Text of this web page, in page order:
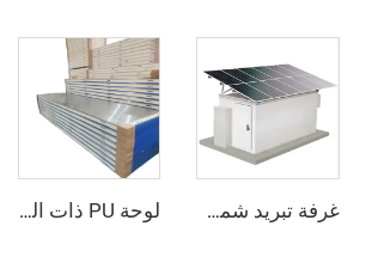
غرفة تبريد شمسية لوحة PU ذات الوجه الفولاذي الصدأي